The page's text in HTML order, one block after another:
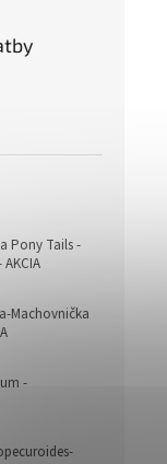
Pony Tails -
Machovnička
-